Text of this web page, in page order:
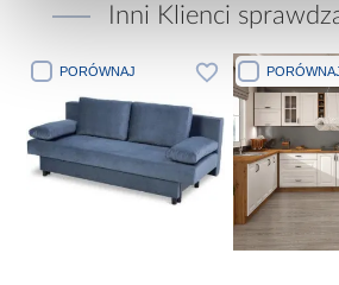
Inni Klienci
PORÓWNAJ